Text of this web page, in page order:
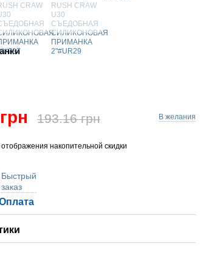
193.16 грн В желания
накопительной скидки
Быстрый
заказ